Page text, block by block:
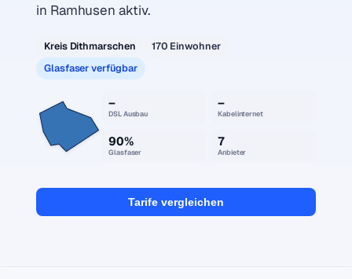
in Ramhusen aktiv.
Kreis Dithmarschen
170 Einwohner
Glasfaser verfügbar
–
DSL Ausbau
–
Kabelinternet
90%
Glasfaser
7
Anbieter
Tarife vergleichen